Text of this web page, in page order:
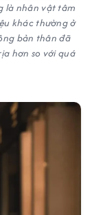
là nhân vật tâm
khác thường ở
bản thân đã
hơn so với quá